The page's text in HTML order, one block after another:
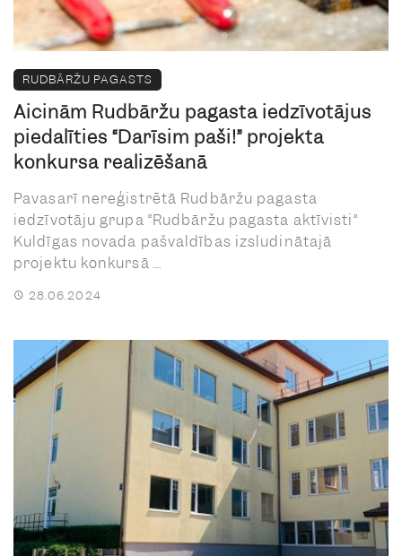
RUDBĀRŽU PAGASTS
Aicinām Rudbāržu pagasta iedzīvotājus
piedalīties “Darīsim paši!” projekta
konkursa realizēšanā
Pavasarī nereģistrētā Rudbāržu pagasta
iedzīvotāju grupa “Rudbāržu pagasta aktīvisti”
Kuldīgas novada pašvaldības izsludinātajā
projektu konkursā ...
28.06.2024